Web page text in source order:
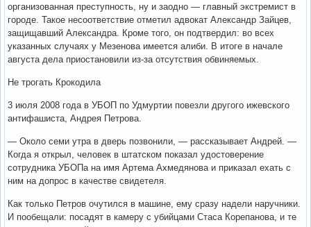
организованная преступность, ну и заодно — главный экстремист в
городе. Такое несоответствие отметил адвокат Александр Зайцев,
защищавший Александра. Кроме того, он подтвердил: во всех
указанных случаях у Мезенова имеется алиби. В итоге в начале
августа дела приостановили из-за отсутствия обвиняемых.
Не трогать Крокодила
3 июля 2008 года в УБОП по Удмуртии повезли другого ижевского
антифашиста, Андрея Петрова.
— Около семи утра в дверь позвонили, — рассказывает Андрей. —
Когда я открыл, человек в штатском показал удостоверение
сотрудника УБОПа на имя Артема Ахмедянова и приказал ехать с
ним на допрос в качестве свидетеля.
Как только Петров очутился в машине, ему сразу надели наручники.
И пообещали: посадят в камеру с убийцами Стаса Корепанова, и те